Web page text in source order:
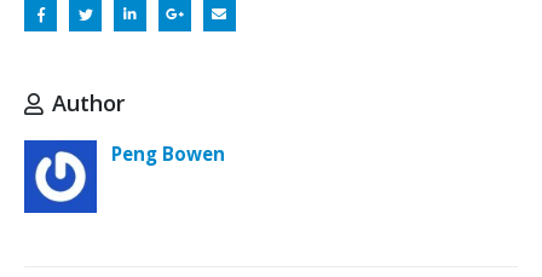
Author
Peng Bowen